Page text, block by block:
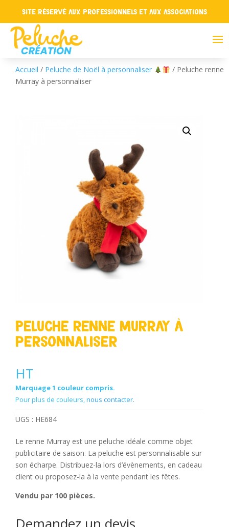
Site réservé aux professionnels et aux associations
Accueil / Peluche de Noël à personnaliser
/ Peluche renne
Murray à personnaliser
Peluche renne Murray à
personnaliser
HT
Marquage 1 couleur compris.
Pour plus de couleurs,nous contacter.
UGS : HE684
Le renne Murray est une peluche idéale comme objet
publicitaire de saison. La peluche est personnalisable sur
son écharpe. Distribuez-la lors d’évènements, en cadeau
client ou proposez-la à la vente pendant les fêtes.
Vendu par 100 pièces.